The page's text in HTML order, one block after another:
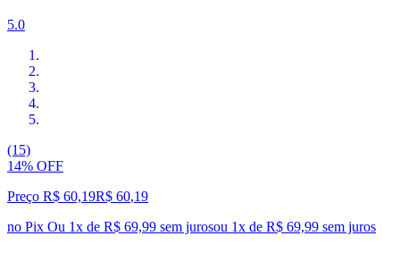
5.0
(15)
14% OFF
Preço R$ 60,19R$ 60,19
no Pix Ou 1x de R$ 69,99 sem jurosou 1x de R$ 69,99 sem juros